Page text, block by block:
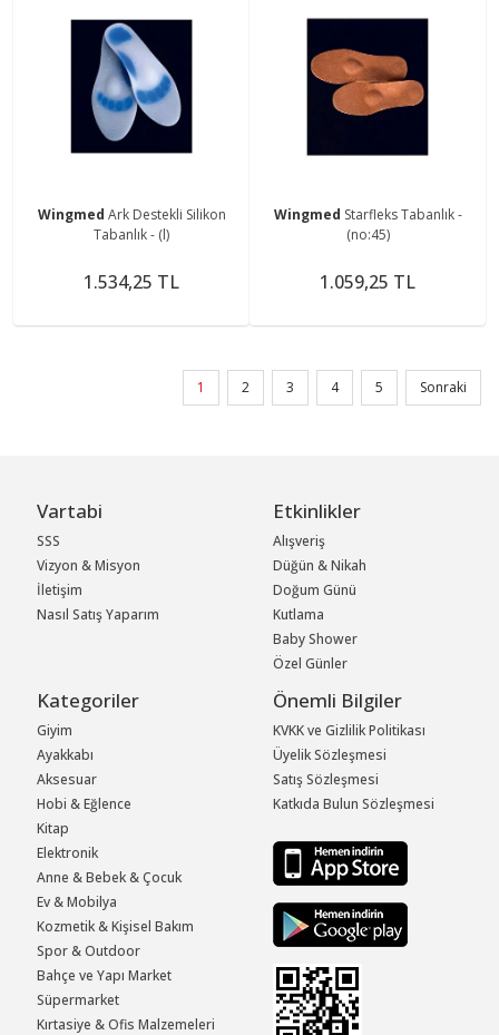
Wingmed Ark Destekli Silikon
Tabanlık - (l)
1.534,25 TL
Wingmed Starfleks Tabanlık -
(no:45)
1.059,25 TL
1 2 3 4 5 Sonraki
Vartabi
SSS
Vizyon & Misyon
İletişim
Nasıl Satış Yaparım
Etkinlikler
Alışveriş
Düğün & Nikah
Doğum Günü
Kutlama
Baby Shower
Özel Günler
Kategoriler
Giyim
Ayakkabı
Aksesuar
Hobi & Eğlence
Kitap
Elektronik
Anne & Bebek & Çocuk
Ev & Mobilya
Kozmetik & Kişisel Bakım
Spor & Outdoor
Bahçe ve Yapı Market
Süpermarket
Kırtasiye & Ofis Malzemeleri
Önemli Bilgiler
KVKK ve Gizlilik Politikası
Üyelik Sözleşmesi
Satış Sözleşmesi
Katkıda Bulun Sözleşmesi